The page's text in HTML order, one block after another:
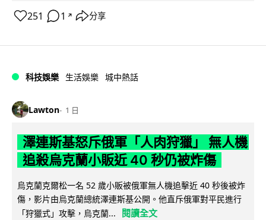
251 1 ↗ 分享
科技娛樂 生活娛樂 城中熱話
Lawton 1 日
澤連斯基怒斥俄軍「人肉狩獵」 無人機
追殺烏克蘭小販近 40 秒仍被炸傷
烏克蘭克爾松一名 52 歲小販被俄軍無人機追擊近 40 秒後被炸
傷，影片由烏克蘭總統澤連斯基公開。他直斥俄軍對平民進行
「狩獵式」攻擊，烏克蘭...
閱讀全文